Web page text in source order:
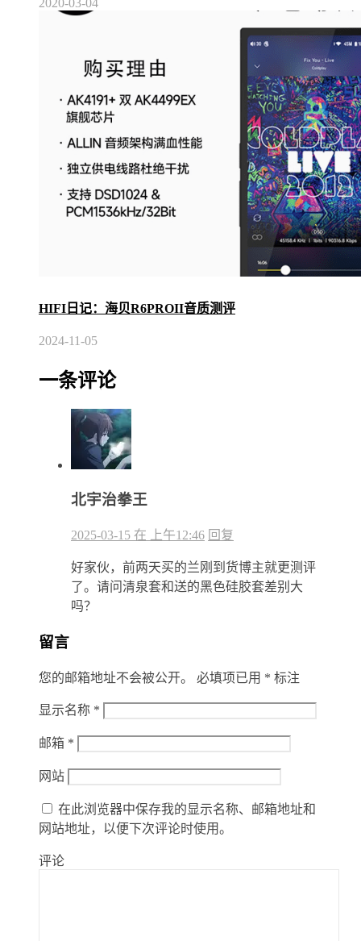
2020-03-04
HIFI日记：海贝R6PROII音质测评
2024-11-05
一条评论
北宇治拳王
2025-03-15 在 上午12:46 回复
好家伙，前两天买的兰刚到货博主就更测评
了。请问清泉套和送的黑色硅胶套差别大
吗？
留言
您的邮箱地址不会被公开。 必填项已用 * 标注
显示名称 *
邮箱 *
网站
在此浏览器中保存我的显示名称、邮箱地址和
网站地址，以便下次评论时使用。
评论